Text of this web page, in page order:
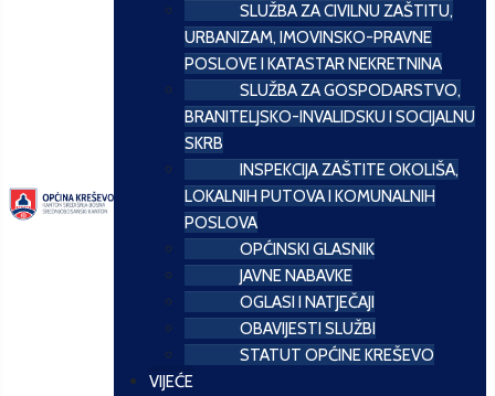
SLUŽBA ZA CIVILNU ZAŠTITU,
URBANIZAM, IMOVINSKO-PRAVNE
POSLOVE I KATASTAR NEKRETNINA
SLUŽBA ZA GOSPODARSTVO,
BRANITELJSKO-INVALIDSKU I SOCIJALNU
SKRB
INSPEKCIJA ZAŠTITE OKOLIŠA,
LOKALNIH PUTOVA I KOMUNALNIH
POSLOVA
OPĆINSKI GLASNIK
JAVNE NABAVKE
OGLASI I NATJEČAJI
OBAVIJESTI SLUŽBI
STATUT OPĆINE KREŠEVO
VIJEĆE